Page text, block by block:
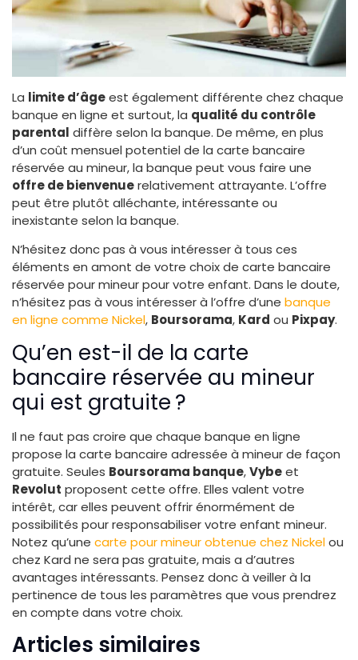
La limite d’âgeest également différente chez chaque
banque en ligne et surtout, la qualité du contrôle
parental diffère selon la banque. De même, en plus
d’un coût mensuel potentiel de la carte bancaire
réservée au mineur, la banque peut vous faire une
offre de bienvenuerelativement attrayante. L’offre
peut être plutôt alléchante, intéressante ou
inexistante selon la banque.
N’hésitez donc pas à vous intéresser à tous ces
éléments en amont de votre choix de carte bancaire
réservée pour mineur pour votre enfant. Dans le doute,
n’hésitez pas à vous intéresser à l’offre d’une banque
en ligne comme Nickel, Boursorama, Kard ou Pixpay.
Qu’en est-il de la carte
bancaire réservée au mineur
qui est gratuite ?
Il ne faut pas croire que chaque banque en ligne
propose la carte bancaire adressée à mineur de façon
gratuite. Seules Boursorama banque,Vybeet
Revolut proposent cette offre. Elles valent votre
intérêt, car elles peuvent offrir énormément de
possibilités pour responsabiliser votre enfant mineur.
Notez qu’une carte pour mineur obtenue chez Nickelou
chez Kard ne sera pas gratuite, mais a d’autres
avantages intéressants. Pensez donc à veiller à la
pertinence de tous les paramètres que vous prendrez
en compte dans votre choix.
Articles similaires